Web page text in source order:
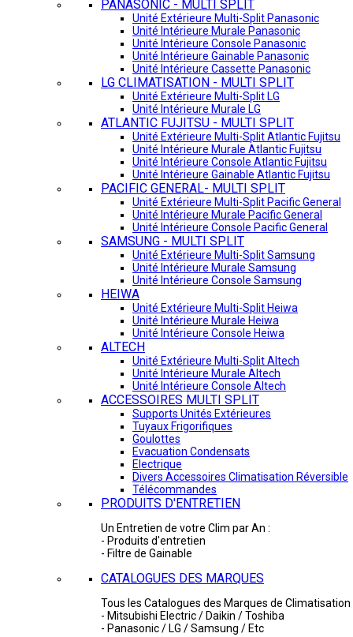
PANASONIC - MULTI SPLIT
Unité Extérieure Multi-Split Panasonic
Unité Intérieure Murale Panasonic
Unité Intérieure Console Panasonic
Unité Intérieure Gainable Panasonic
Unité Intérieure Cassette Panasonic
LG CLIMATISATION - MULTI SPLIT
Unité Extérieure Multi-Split LG
Unité Intérieure Murale LG
ATLANTIC FUJITSU - MULTI SPLIT
Unité Extérieure Multi-Split Atlantic Fujitsu
Unité Intérieure Murale Atlantic Fujitsu
Unité Intérieure Console Atlantic Fujitsu
Unité Intérieure Gainable Atlantic Fujitsu
PACIFIC GENERAL- MULTI SPLIT
Unité Extérieure Multi-Split Pacific General
Unité Intérieure Murale Pacific General
Unité Intérieure Console Pacific General
SAMSUNG - MULTI SPLIT
Unité Extérieure Multi-Split Samsung
Unité Intérieure Murale Samsung
Unité Intérieure Console Samsung
HEIWA
Unité Extérieure Multi-Split Heiwa
Unité Intérieure Murale Heiwa
Unité Intérieure Console Heiwa
ALTECH
Unité Extérieure Multi-Split Altech
Unité Intérieure Murale Altech
Unité Intérieure Console Altech
ACCESSOIRES MULTI SPLIT
Supports Unités Extérieures
Tuyaux Frigorifiques
Goulottes
Evacuation Condensats
Electrique
Divers Accessoires Climatisation Réversible
Télécommandes
PRODUITS D'ENTRETIEN
Un Entretien de votre Clim par An :
- Produits d'entretien
- Filtre de Gainable
CATALOGUES DES MARQUES
Tous les Catalogues des Marques de Climatisation
- Mitsubishi Electric / Daikin / Toshiba
- Panasonic / LG / Samsung / Etc